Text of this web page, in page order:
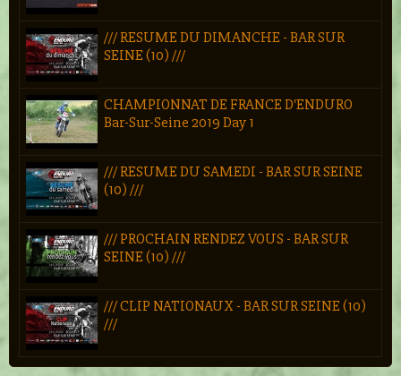
/// RESUME DU DIMANCHE - BAR SUR
SEINE (10) ///
CHAMPIONNAT DE FRANCE D'ENDURO
Bar-Sur-Seine 2019 Day 1
/// RESUME DU SAMEDI - BAR SUR SEINE
(10) ///
/// PROCHAIN RENDEZ VOUS - BAR SUR
SEINE (10) ///
/// CLIP NATIONAUX - BAR SUR SEINE (10)
///